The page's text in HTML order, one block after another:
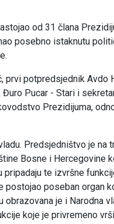
od 31 člana
posebno istaknutu
prvi potpredsjednik Avdo
Pucar - Stari i
Prezidijuma,
Predsjedništvo je na
Bosne i Hercegovine
te izvršne
postojao poseban organ
je i Narodna
koje je privremeno